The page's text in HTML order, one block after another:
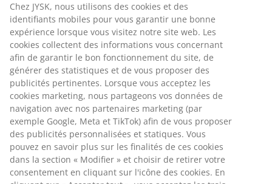
Chez JYSK, nous utilisons des cookies et des
identifiants mobiles pour vous garantir une bonne
expérience lorsque vous visitez notre site web. Les
cookies collectent des informations vous concernant
afin de garantir le bon fonctionnement du site, de
générer des statistiques et de vous proposer des
publicités pertinentes. Lorsque vous acceptez les
cookies marketing, nous partageons vos données de
navigation avec nos partenaires marketing (par
exemple Google, Meta et TikTok) afin de vous proposer
des publicités personnalisées et statiques. Vous
pouvez en savoir plus sur les finalités de ces cookies
dans la section « Modifier » et choisir de retirer votre
consentement en cliquant sur l'icône des cookies. En